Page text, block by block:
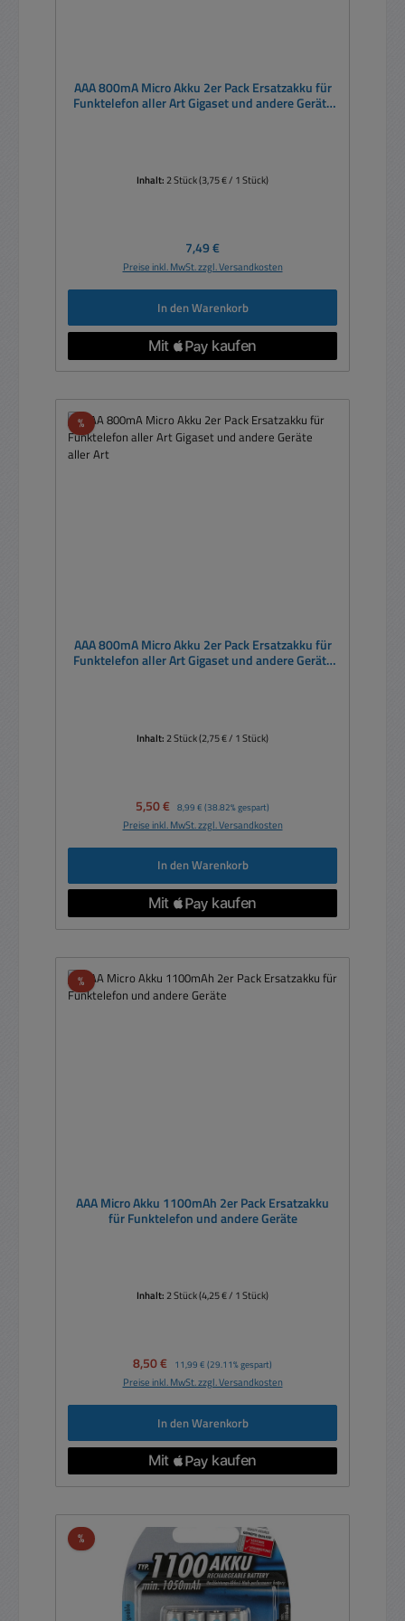
AAA 800mA Micro Akku 2er Pack Ersatzakku für
Funktelefon aller Art Gigaset und andere Geräte
Inhalt:2 Stück(3,75 € / 1 Stück)
Regulärer Preis:
7,49 €
Preise inkl. MwSt. zzgl. Versandkosten
In den Warenkorb
%Rabatt
AAA 800mA Micro Akku 2er Pack Ersatzakku für
Funktelefon aller Art Gigaset und andere Geräte
Inhalt:2 Stück(2,75 € / 1 Stück)
Verkaufspreis:
5,50 € Regulärer Preis:
8,99 € (38.82% gespart)
Preise inkl. MwSt. zzgl. Versandkosten
In den Warenkorb
%Rabatt
AAA Micro Akku 1100mAh 2er Pack Ersatzakku
für Funktelefon und andere Geräte
Inhalt:2 Stück(4,25 € / 1 Stück)
Verkaufspreis:
8,50 € Regulärer Preis:
11,99 € (29.11% gespart)
Preise inkl. MwSt. zzgl. Versandkosten
In den Warenkorb
%Rabatt